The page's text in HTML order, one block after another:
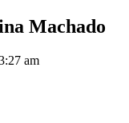
Machado
am